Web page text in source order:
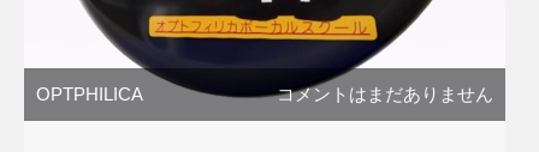
OPTPHILICA コメントはまだありません